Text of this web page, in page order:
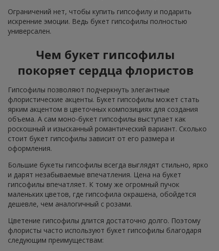
Ограничений нет, чтобы купить гипсофилу и подарить
искренние эмоции. Ведь букет гипсофилы полностью
универсален.
Чем букет гипсофилы
покоряет сердца флористов
Гипсофилы позволяют подчеркнуть элегантные
флористические акценты. Букет гипсофилы может стать
ярким акцентом в цветочных композициях для создания
объема. А сам моно-букет гипсофилы выступает как
роскошный и изысканный романтический вариант. Сколько
стоит букет гипсофилы зависит от его размера и
оформления.
Большие букеты гипсофилы всегда выглядят стильно, ярко
и дарят незабываемые впечатления. Цена на букет
гипсофилы впечатляет. К тому же огромный пучок
маленьких цветов, где гипсофила окрашена, обойдется
дешевле, чем аналогичный с розами.
Цветение гипсофилы длится достаточно долго. Поэтому
флористы часто используют букет гипсофилы благодаря
следующим преимуществам: